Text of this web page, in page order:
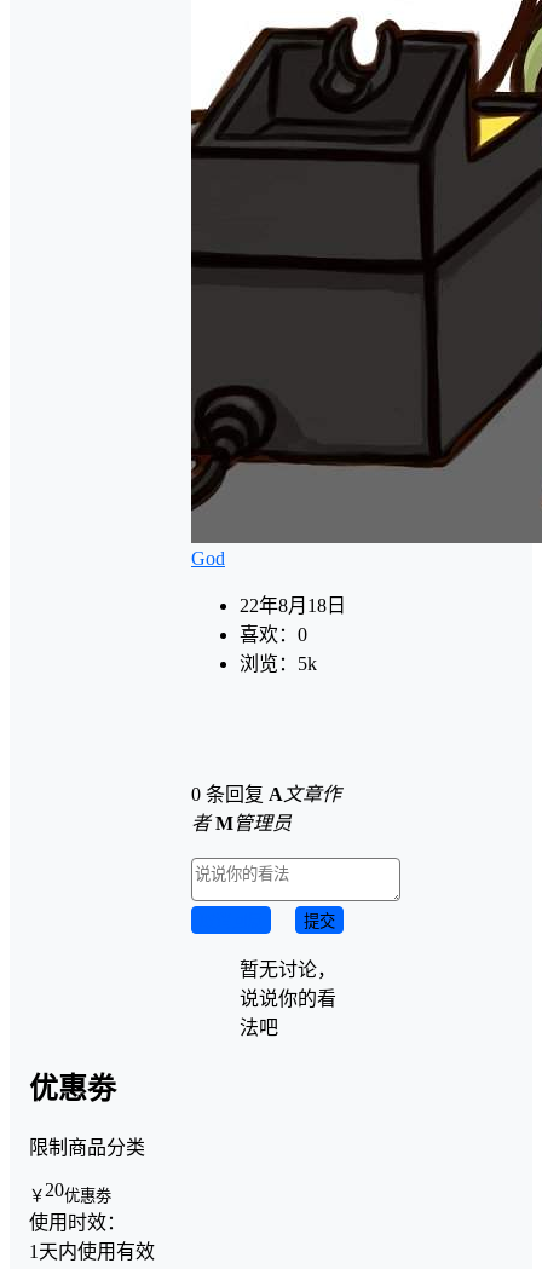
God
22年8月18日
喜欢： 0
浏览： 5k
0 条回复 A 文章作
者 M管理员
提交
暂无讨论，
说说你的看
法吧
优惠劵
限制商品分类
￥ 20优惠劵
使用时效：
1天内使用有效